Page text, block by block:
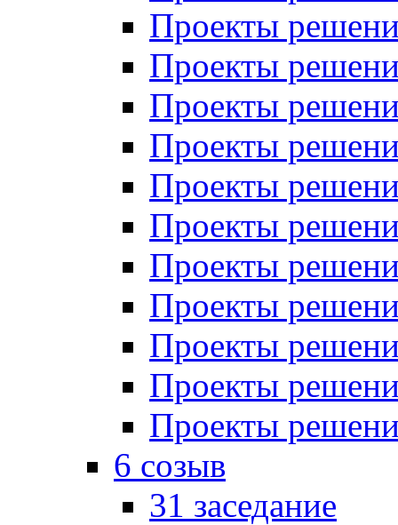
Проекты
Проекты
Проекты
Проекты
Проекты
Проекты
Проекты
Проекты
Проекты
Проекты
Проекты
6 созыв
31 заседание